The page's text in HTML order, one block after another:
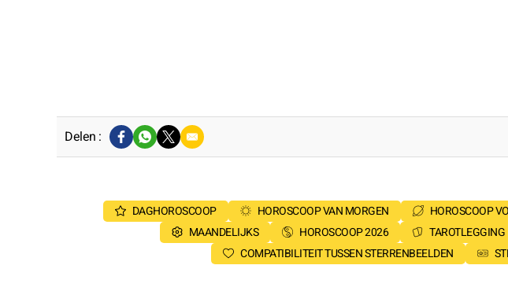
Delen :
DAGHOROSCOOP HOROSCOOP VAN MORGEN HOROSCOOP
MAANDELIJKS
HOROSCOOP 2026 TAROTLEGGING
COMPATIBILITEIT TUSSEN STERRENBEELDEN